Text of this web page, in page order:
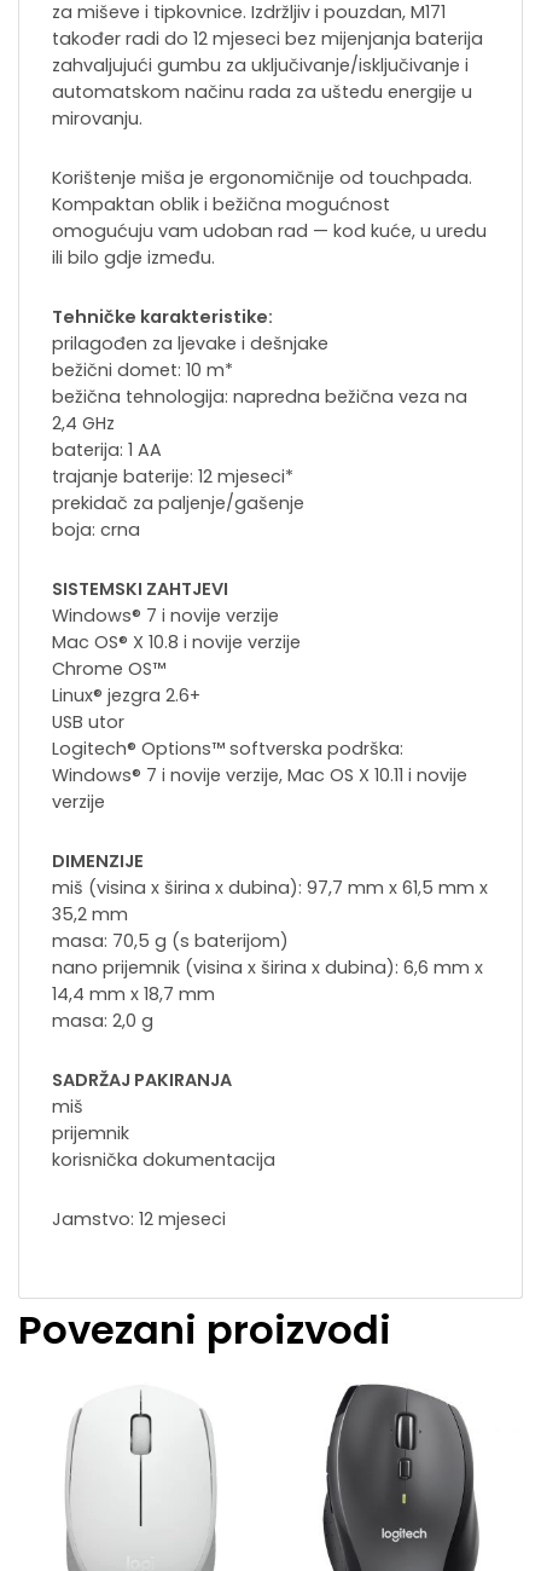
za miševe i tipkovnice. Izdržljiv i pouzdan, M171
također radi do 12 mjeseci bez mijenjanja baterija
zahvaljujući gumbu za uključivanje/isključivanje i
automatskom načinu rada za uštedu energije u
mirovanju.
Korištenje miša je ergonomičnije od touchpada.
Kompaktan oblik i bežična mogućnost
omogućuju vam udoban rad — kod kuće, u uredu
ili bilo gdje između.
Tehničke karakteristike:
prilagođen za ljevake i dešnjake
bežični domet: 10 m*
bežična tehnologija: napredna bežična veza na
2,4 GHz
baterija: 1 AA
trajanje baterije: 12 mjeseci*
prekidač za paljenje/gašenje
boja: crna
SISTEMSKI ZAHTJEVI
Windows® 7 i novije verzije
Mac OS® X 10.8 i novije verzije
Chrome OS™
Linux® jezgra 2.6+
USB utor
Logitech® Options™ softverska podrška:
Windows® 7 i novije verzije, Mac OS X 10.11 i novije
verzije
DIMENZIJE
miš (visina x širina x dubina): 97,7 mm x 61,5 mm x
35,2 mm
masa: 70,5 g (s baterijom)
nano prijemnik (visina x širina x dubina): 6,6 mm x
14,4 mm x 18,7 mm
masa: 2,0 g
SADRŽAJ PAKIRANJA
miš
prijemnik
korisnička dokumentacija
Jamstvo: 12 mjeseci
Povezani proizvodi